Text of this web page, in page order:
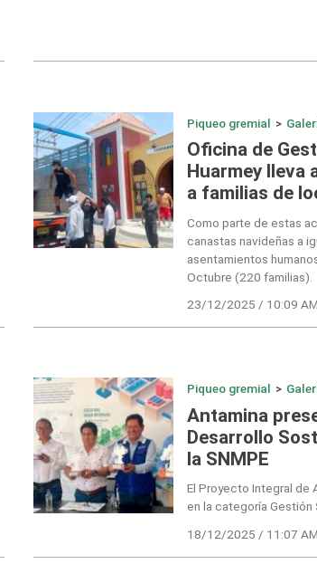
Piqueo gremial >
Oficina de
Huarmey lleva
a familias de
Como parte de estas
canastas navideñas a
asentamientos
Octubre (220 familias).
23/12/2025 / 10:09 AM
Piqueo gremial >
Antamina
Desarrollo
la SNMPE
El Proyecto Integral de
en la categoría
18/12/2025 / 11:07 AM